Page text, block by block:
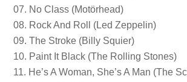
07. No Class (Motörhead)
08. Rock And Roll (Led Zeppelin)
09. The Stroke (Billy Squier)
10. Paint It Black (The Rolling Stones)
11. He’s A Woman, She’s A Man (The